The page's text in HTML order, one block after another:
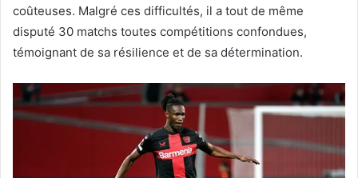
coûteuses. Malgré ces difficultés, il a tout de même
disputé 30 matchs toutes compétitions confondues,
témoignant de sa résilience et de sa détermination.